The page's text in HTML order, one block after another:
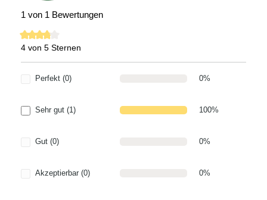
1 von 1 Bewertungen
Durchschnittliche Bewertung von 4 von 5 Sternen
4 von 5 Sternen
Perfekt (0) 0%
Sehr gut (1) 100%
Gut (0) 0%
Akzeptierbar (0) 0%